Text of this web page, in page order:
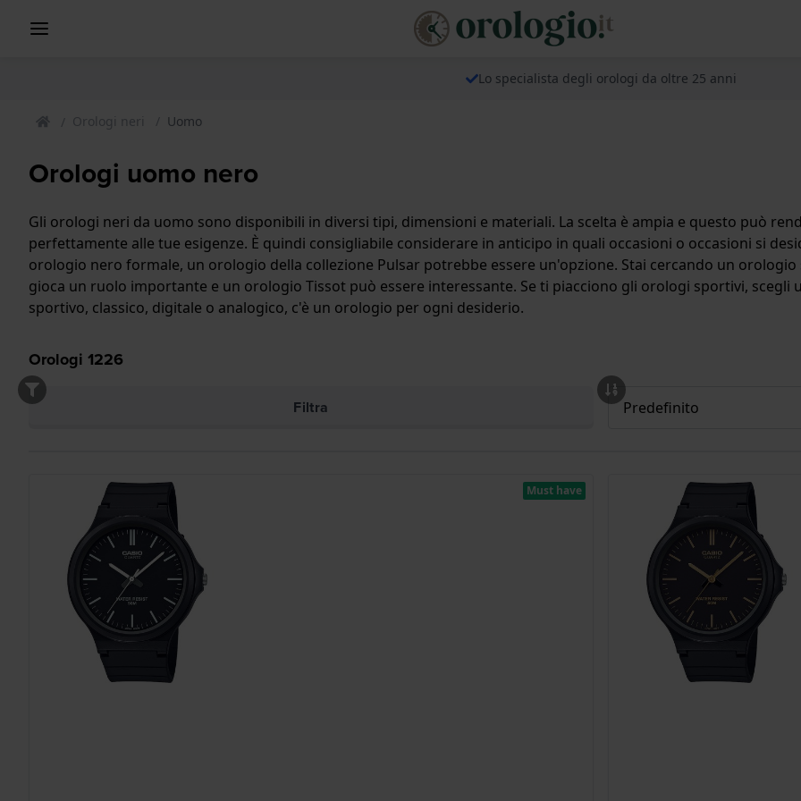
Lo specialista degli orologi da oltre 25 anni
Orologi neri Uomo
Orologi uomo nero
Gli orologi neri da uomo sono disponibili in diversi tipi, dimensioni e materiali. La scelta è ampia e questo può
perfettamente alle tue esigenze. È quindi consigliabile considerare in anticipo in quali occasioni o occasioni si
orologio nero formale, un orologio della collezione Pulsar potrebbe essere un'opzione. Stai cercando un
gioca un ruolo importante e un orologio Tissot può essere interessante. Se ti piacciono gli orologi sportivi,
sportivo, classico, digitale o analogico, c'è un orologio per ogni desiderio.
Orologi 1226
Filtra
Must have